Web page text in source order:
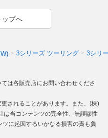
ップへ
3シリーズ ツーリング 3シリ
は各販売店にお問い合わせくださ
されることがあります。また、(株)
は当コンテンツの完全性、無誤謬性
に起因するいかなる損害の責も負